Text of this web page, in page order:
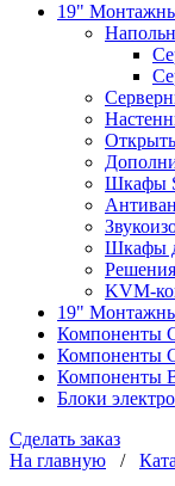
19"
Шкафы
Шкафы
KVM-
19"
Компоненты
Компоненты
Компоненты
Блоки
Сделать заказ
На главную /